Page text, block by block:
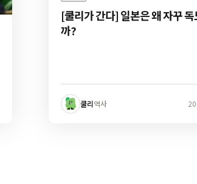
[쿨리가 간다] 일본은 왜 자꾸
까?
쿨리역사